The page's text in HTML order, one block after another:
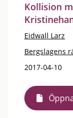
Kollision
Eidwall Larz
Bergslagens
2017-04-10